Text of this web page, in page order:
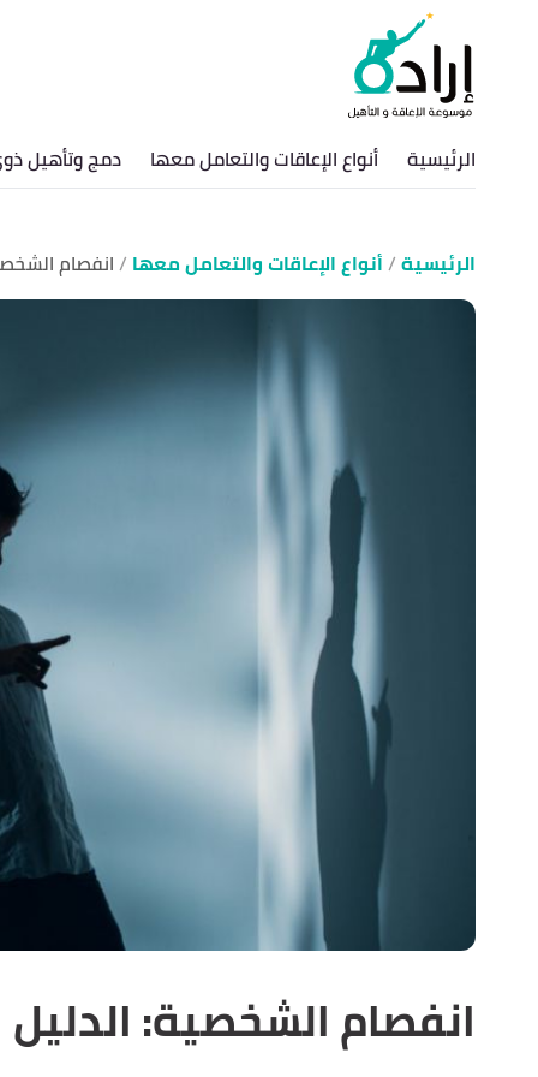
الرئيسية أنواع الإعاقات والتعامل معها دمج وتأهيل
الرئيسية أنواع الإعاقات والتعامل معها انفصام
انفصام الشخصية: